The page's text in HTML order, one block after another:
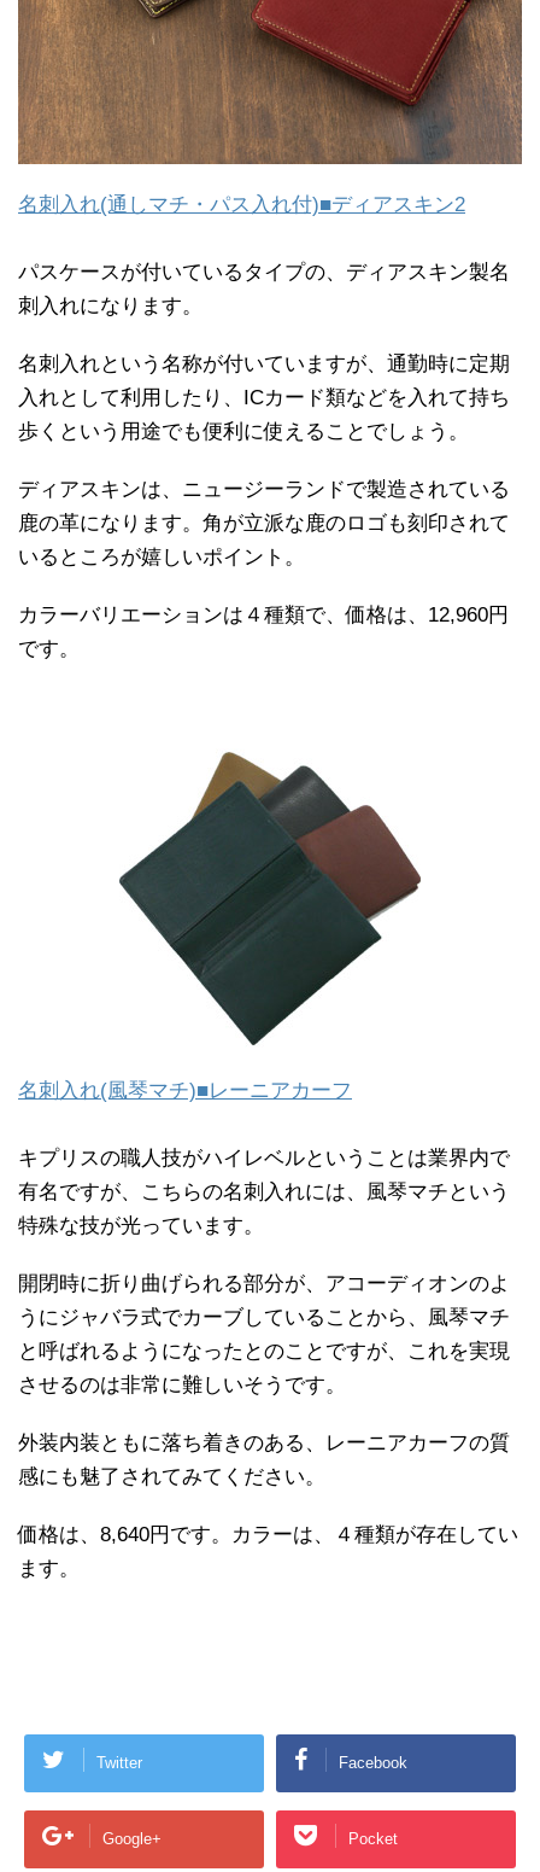
名刺入れ(通しマチ・パス入れ付)■ディアスキン2
パスケースが付いているタイプの、ディアスキン製名
刺入れになります。
名刺入れという名称が付いていますが、通勤時に定期
入れとして利用したり、ICカード類などを入れて持ち
歩くという用途でも便利に使えることでしょう。
ディアスキンは、ニュージーランドで製造されている
鹿の革になります。角が立派な鹿のロゴも刻印されて
いるところが嬉しいポイント。
カラーバリエーションは４種類で、価格は、12,960円
です。
名刺入れ(風琴マチ)■レーニアカーフ
キプリスの職人技がハイレベルということは業界内で
有名ですが、こちらの名刺入れには、風琴マチという
特殊な技が光っています。
開閉時に折り曲げられる部分が、アコーディオンのよ
うにジャバラ式でカーブしていることから、風琴マチ
と呼ばれるようになったとのことですが、これを実現
させるのは非常に難しいそうです。
外装内装ともに落ち着きのある、レーニアカーフの質
感にも魅了されてみてください。
価格は、8,640円です。カラーは、４種類が存在してい
ます。
Twitter Facebook
Google+ Pocket